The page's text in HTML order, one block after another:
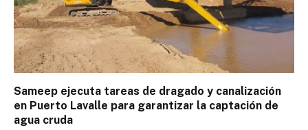
Sameep ejecuta tareas de dragado y canalización
en Puerto Lavalle para garantizar la captación de
agua cruda